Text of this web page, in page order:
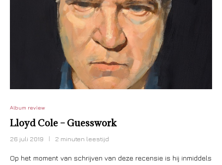
Album review
Lloyd Cole – Guesswork
26 juli 2019 2 minuten leestijd
Op het moment van schrijven van deze recensie is hij inmiddels